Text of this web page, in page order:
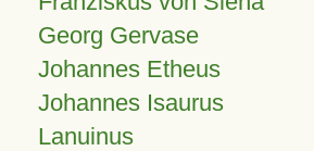
Georg Gervase
Johannes Etheus
Johannes Isaurus
Lanuinus